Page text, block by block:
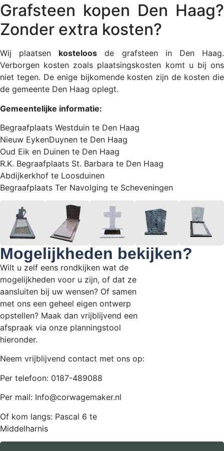
Grafsteen kopen Den Haag?
Zonder extra kosten?
Wij plaatsen kosteloos de grafsteen in Den Haag.
Verborgen kosten zoals plaatsingskosten komt u bij ons
niet tegen. De enige bijkomende kosten zijn de kosten die
de gemeente Den Haag oplegt.
Gemeentelijke informatie:
Begraafplaats Westduin te Den Haag
Nieuw EykenDuynen te Den Haag
Oud Eik en Duinen te Den Haag
R.K. Begraafplaats St. Barbara te Den Haag
Abdijkerkhof te Loosduinen
Begraafplaats Ter Navolging te Scheveningen
Mogelijkheden bekijken?
Wilt u zelf eens rondkijken wat de
mogelijkheden voor u zijn, of dat ze
aansluiten bij uw wensen? Of samen
met ons een geheel eigen ontwerp
opstellen? Maak dan vrijblijvend een
afspraak via onze planningstool
hieronder.
Neem vrijblijvend contact met ons op:
Per telefoon: 0187-489088
Per mail: Info@corwagemaker.nl
Of kom langs: Pascal 6 te
Middelharnis